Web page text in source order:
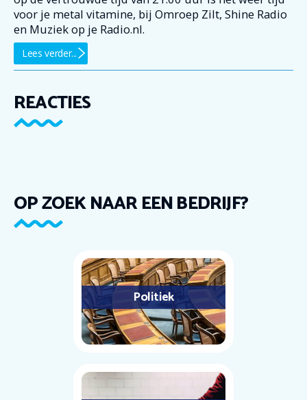
voor je metal vitamine, bij Omroep Zilt, Shine Radio
en Muziek op je Radio.nl.
Lees verder...
REACTIES
OP ZOEK NAAR EEN BEDRIJF?
Politiek